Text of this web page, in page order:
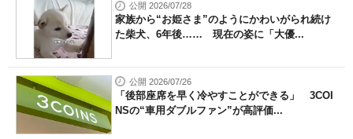
公開 2026/07/28
家族から“お姫さま”のようにかわいがられ続け
た柴犬、6年後…… 現在の姿に「大優...
公開 2026/07/26
「後部座席を早く冷やすことができる」 3COI
NSの“車用ダブルファン”が高評価...